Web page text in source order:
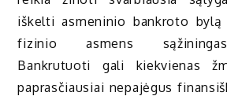
iškelti asmeninio bankroto
fizinio asmens
Bankrutuoti gali kiekvienas
paprasčiausiai nepajėgus